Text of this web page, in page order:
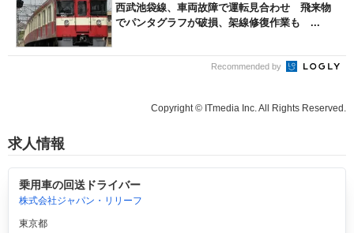
西武池袋線、車両故障で運転見合わせ 飛来物
でパンタグラフが破損、架線修復作業も ...
Recommended by
Copyright © ITmedia Inc. All Rights Reserved.
求人情報
乗用車の回送ドライバー
株式会社ジャパン・リリーフ
東京都